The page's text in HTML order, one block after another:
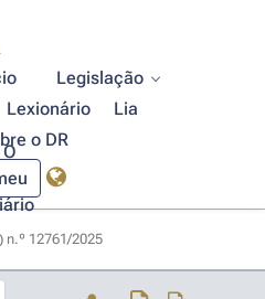
Legislação
Lexionário
Lia
o DR
O
n.º 12761/2025